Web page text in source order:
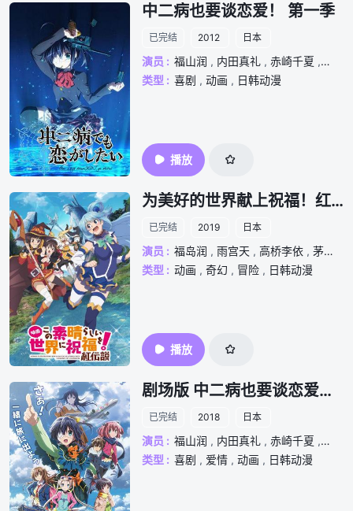
中二病也要谈恋爱！ 第一季
已完结 2012 日本
演员 : 福山润 , 内田真礼 , 赤崎千夏 , 浅仓
类型 : 喜剧 , 动画 , 日韩动漫
播放
为美好的世界献上祝福！红传说
已完结 2019 日本
演员 : 福岛润 , 雨宫天 , 高桥李依 , 茅野爱衣
类型 : 动画 , 奇幻 , 冒险 , 日韩动漫
播放
剧场版 中二病也要谈恋爱！ -TAKE ON ME-
已完结 2018 日本
演员 : 福山润 , 内田真礼 , 赤崎千夏 , 浅仓
类型 : 喜剧 , 爱情 , 动画 , 日韩动漫